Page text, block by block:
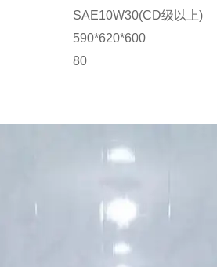
SAE10W30(CD级以上)
590*620*600
80